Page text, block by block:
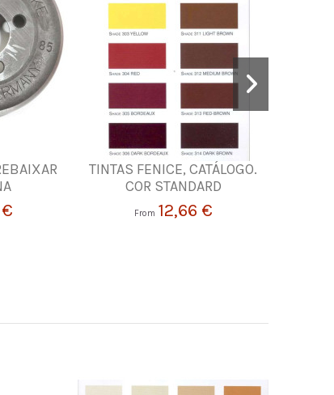
TINTAS FENICE, CATÁLOGO.
COR STANDARD
From 12,66 €